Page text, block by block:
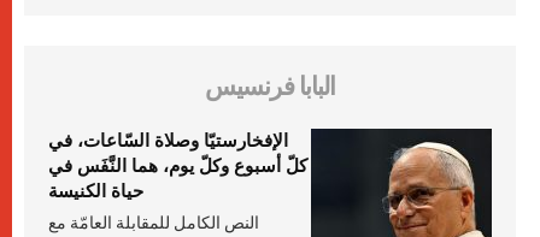
البابا فرنسيس
الإفخارستيّا وصلاة السّاعات، في
كلّ أسبوع وكلّ يوم، هما النَّفَس في
حياة الكنيسة
النص الكامل للمقابلة العامّة مع